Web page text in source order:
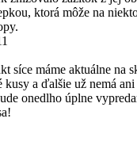
ktorá môže na
síce máme aktuálne na
kusy a ďalšie už nemá
onedlho úplne